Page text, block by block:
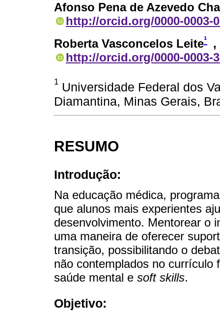
Afonso Pena de Azevedo
http://orcid.org/0000-0003-
Roberta Vasconcelos Leite¹
,
http://orcid.org/0000-0003-
1 Universidade Federal dos
Diamantina, Minas Gerais,
RESUMO
Introdução:
Na educação médica,
que alunos mais experientes
desenvolvimento. Mentorear o
uma maneira de oferecer
transição, possibilitando o
não contemplados no currículo
saúde mental e soft skills.
Objetivo: